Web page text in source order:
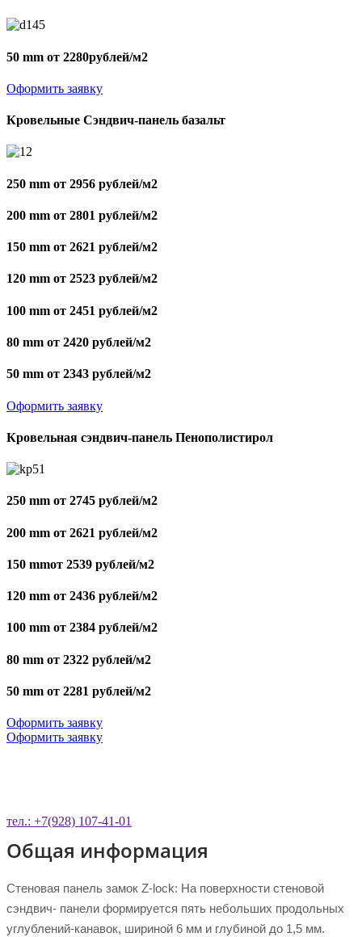
50 mm от 2280рублей/м2
Оформить заявку
Кровельные Сэндвич-панель базальт
250 mm от 2956 рублей/м2
200 mm от 2801 рублей/м2
150 mm от 2621 рублей/м2
120 mm от 2523 рублей/м2
100 mm от 2451 рублей/м2
80 mm от 2420 рублей/м2
50 mm от 2343 рублей/м2
Оформить заявку
Кровельная сэндвич-панель Пенополистирол
250 mm от 2745 рублей/м2
200 mm от 2621 рублей/м2
150 mmот 2539 рублей/м2
120 mm от 2436 рублей/м2
100 mm от 2384 рублей/м2
80 mm от 2322 рублей/м2
50 mm от 2281 рублей/м2
Оформить заявку
Оформить заявку
тел.: +7(928) 107-41-01
Общая информация
Стеновая панель замок Z-lock: На поверхности стеновой
сэндвич- панели формируется пять небольших продольных
углублений-канавок, шириной 6 мм и глубиной до 1,5 мм.